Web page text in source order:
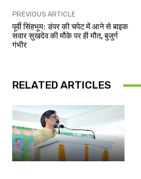
PREVIOUS ARTICLE
पूर्वी सिंहभूम: डंपर की चपेट में आने से बाइक
सवार सुखदेव की मौके पर ही मौत, बुजुर्ग
गंभीर
RELATED ARTICLES